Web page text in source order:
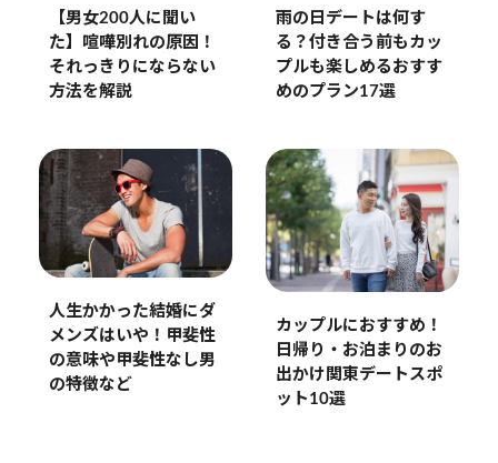
【男女200人に聞い
た】喧嘩別れの原因！
それっきりにならない
方法を解説
雨の日デートは何す
る？付き合う前もカッ
プルも楽しめるおすす
めのプラン17選
人生かかった結婚にダ
メンズはいや！甲斐性
の意味や甲斐性なし男
の特徴など
カップルにおすすめ！
日帰り・お泊まりのお
出かけ関東デートスポ
ット10選